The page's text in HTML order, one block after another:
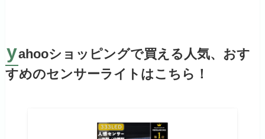
yahooショッピングで買える人気、おす
すめのセンサーライトはこちら！